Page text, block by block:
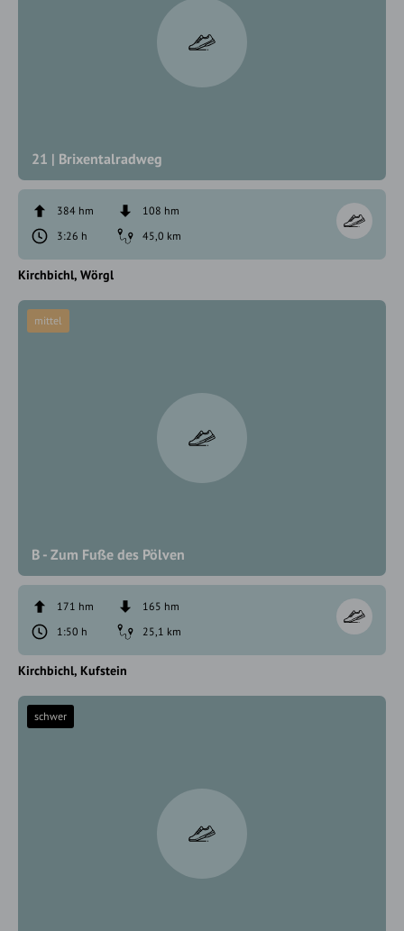
21 | Brixentalradweg
384 hm
108 hm
3:26 h
45,0 km
Kirchbichl Wörgl
B - Zum Fuße des Pölven
mittel
171 hm
165 hm
1:50 h
25,1 km
Kirchbichl Kufstein
schwer